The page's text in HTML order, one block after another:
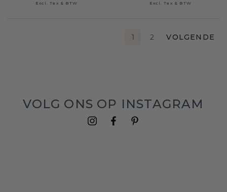
Excl. Tax & BTW Excl. Tax & BTW
1 2 VOLGENDE
VOLG ONS OP INSTAGRAM